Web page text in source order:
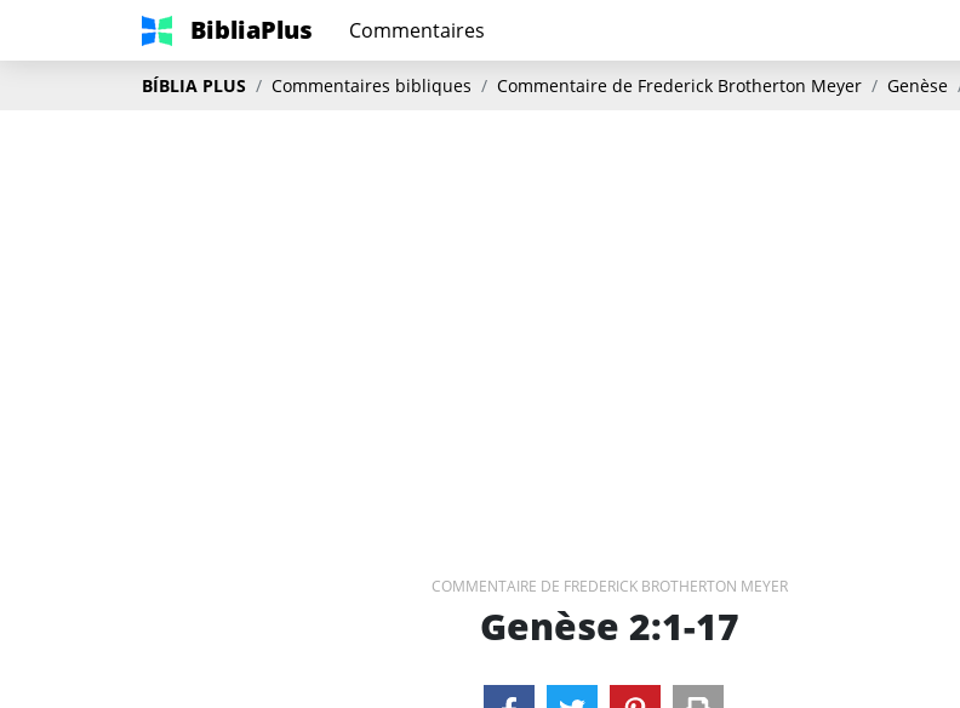
BibliaPlus Commentaires
BÍBLIA PLUS Commentaires bibliques Commentaire de Frederick Brotherton Meyer Genèse
COMMENTAIRE DE FREDERICK BROTHERTON MEYER
Genèse 2:1-17